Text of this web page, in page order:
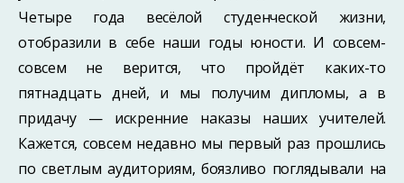
Четыре года весёлой студенческой жизни,
отобразили в себе наши годы юности. И совсем-
совсем не верится, что пройдёт каких-то
пятнадцать дней, и мы получим дипломы, а в
придачу — искренние наказы наших учителей.
Кажется, совсем недавно мы первый раз прошлись
по светлым аудиториям, боязливо поглядывали на